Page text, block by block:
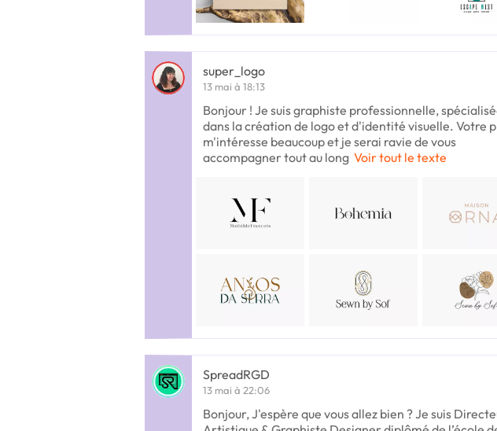
super_logo
13 mai à 18:13
Bonjour ! Je suis graphiste professionnelle,
dans la création de logo et d'identité visuelle. Votre
m'intéresse beaucoup et je serai ravie de vous
accompagner tout au long Voir tout le texte
SpreadRGD
13 mai à 22:06
Bonjour, J'espère que vous allez bien ? Je suis